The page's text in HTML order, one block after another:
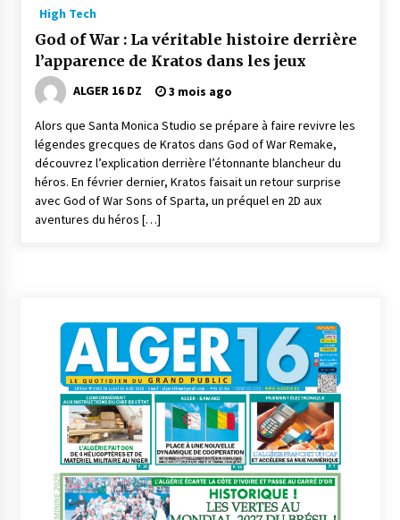
Parking de la Promenade des Sablettes : Mis en
service de bornes automatiques
7 jours ago
Carte Chiffa : Mise à jour au niveau des
pharmacies désormais possible pour les
ayants droit
1 semaine ago
La Gendarmerie nationale lance ses comptes
officiels sur les réseaux sociaux
2 semaines ago
En service à partir du 1er août prochain :
Lancement de la plateforme numérique dédiée
à l’importation
2 semaines ago
Affaires religieuses : Ouverture des
candidatures au concours du Prix national du
meilleur prêche du vendredi
2 semaines ago
High Tech
God of War : La véritable histoire derrière
l’apparence de Kratos dans les jeux
ALGER 16 DZ 3 mois ago
Alors que Santa Monica Studio se prépare à faire revivre les
légendes grecques de Kratos dans God of War Remake,
découvrez l’explication derrière l’étonnante blancheur du
héros. En février dernier, Kratos faisait un retour surprise
avec God of War Sons of Sparta, un préquel en 2D aux
aventures du héros […]